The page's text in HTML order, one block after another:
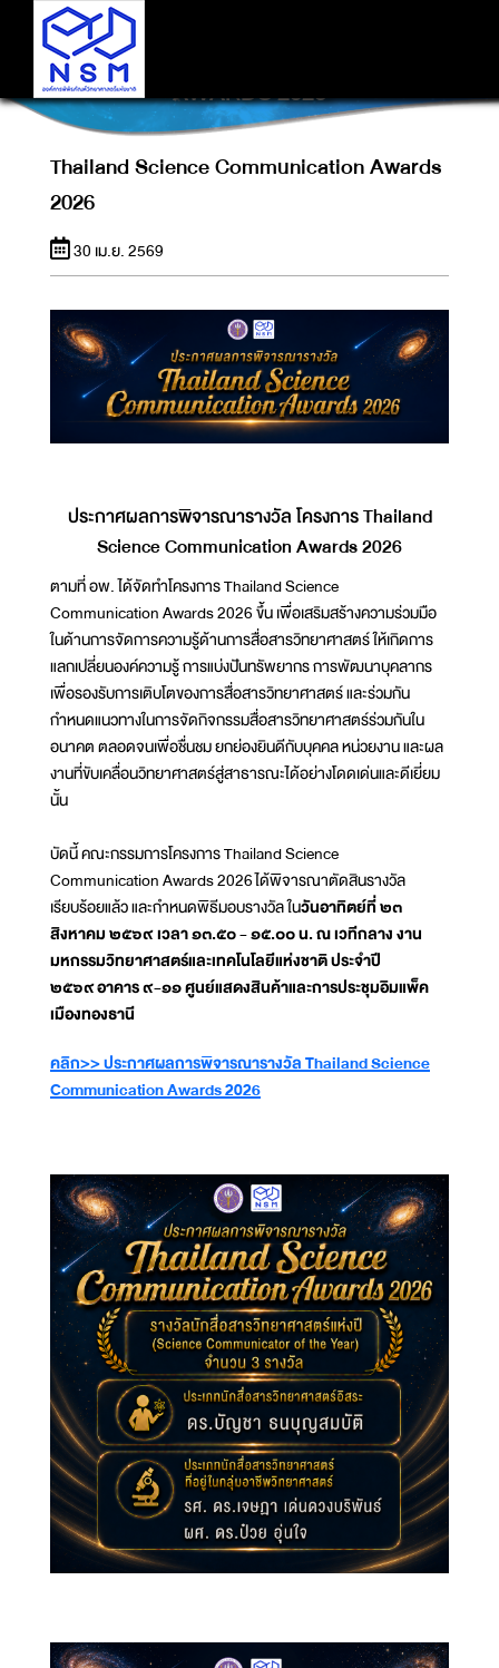
THAILAND SCIENCE COMMUNICATION
AWARDS 2026
Thailand Science Communication Awards
2026
30 เม.ย. 2569
ประกาศผลการพิจารณารางวัล โครงการ Thailand
Science Communication Awards 2026
ตามที่ อพ. ได้จัดทำโครงการ Thailand Science
Communication Awards 2026 ขึ้น เพื่อเสริมสร้างความร่วมมือ
ในด้านการจัดการความรู้ด้านการสื่อสารวิทยาศาสตร์ ให้เกิดการ
แลกเปลี่ยนองค์ความรู้ การแบ่งปันทรัพยากร การพัฒนาบุคลากร
เพื่อรองรับการเติบโตของการสื่อสารวิทยาศาสตร์ และร่วมกัน
กำหนดแนวทางในการจัดกิจกรรมสื่อสารวิทยาศาสตร์ร่วมกันใน
อนาคต ตลอดจนเพื่อชื่นชม ยกย่องยินดีกับบุคคล หน่วยงาน และผล
งานที่ขับเคลื่อนวิทยาศาสตร์สู่สาธารณะได้อย่างโดดเด่นและดีเยี่ยม
นั้น
บัดนี้ คณะกรรมการโครงการ Thailand Science
Communication Awards 2026 ได้พิจารณาตัดสินรางวัล
เรียบร้อยแล้ว และกำหนดพิธีมอบรางวัล ในวันอาทิตย์ที่ ๒๓
สิงหาคม ๒๕๖๙ เวลา ๑๓.๕๐ - ๑๕.๐๐ น. ณ เวทีกลาง งาน
มหกรรมวิทยาศาสตร์และเทคโนโลยีแห่งชาติ ประจำปี
๒๕๖๙ อาคาร ๙-๑๑ ศูนย์แสดงสินค้าและการประชุมอิมแพ็ค
เมืองทองธานี
คลิก>> ประกาศผลการพิจารณารางวัล Thailand Science
Communication Awards 2026